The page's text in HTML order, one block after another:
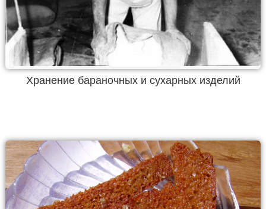
Хранение бараночных и сухарных изделий